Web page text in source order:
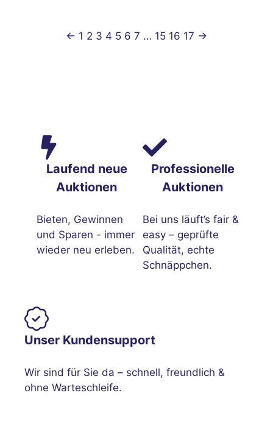
← 1 2 3 4 5 6 7 … 15 16 17 →
Laufend neue
Auktionen
Bieten, Gewinnen
und Sparen - immer
wieder neu erleben.
Professionelle
Auktionen
Bei uns läuft’s fair &
easy – geprüfte
Qualität, echte
Schnäppchen.
Unser Kundensupport
Wir sind für Sie da – schnell, freundlich &
ohne Warteschleife.